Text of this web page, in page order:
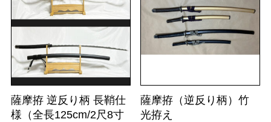
薩摩拵 逆反り柄 長鞘仕
様（全長125cm/2尺8寸
薩摩拵（逆反り柄）竹
光拵え